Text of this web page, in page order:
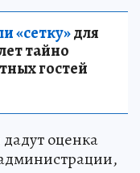
«сетку»для
тайно
гостей
оценка